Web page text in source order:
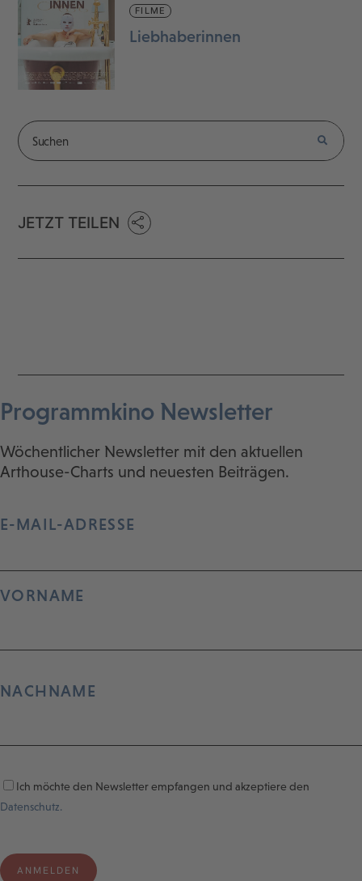
FILME
Liebhaberinnen
JETZT TEILEN
Programmkino Newsletter
Wöchentlicher Newsletter mit den aktuellen
Arthouse-Charts und neuesten Beiträgen.
E-MAIL-ADRESSE
VORNAME
NACHNAME
Ich möchte den Newsletter empfangen und akzeptiere den
Datenschutz.